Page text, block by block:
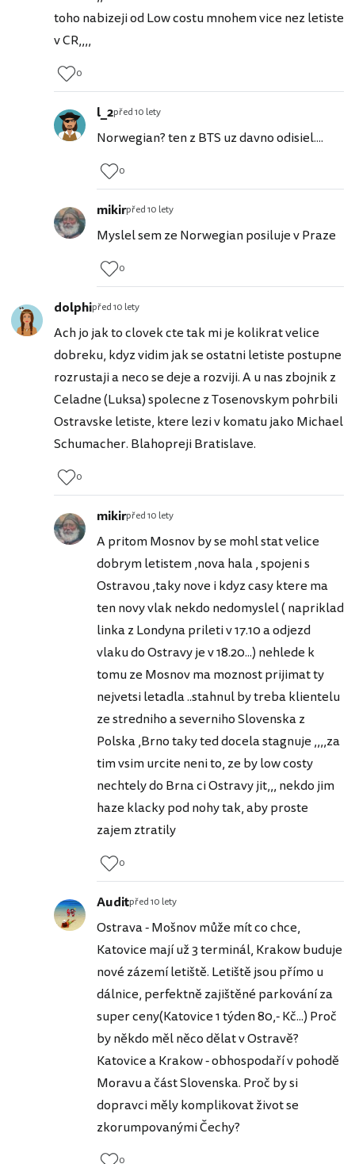
toho nabizeji od Low costu mnohem vice nez letiste
v CR,,,,
0
l_2před 10 lety
Norwegian? ten z BTS uz davno odisiel....
0
mikirpřed 10 lety
Myslel sem ze Norwegian posiluje v Praze
0
dolphipřed 10 lety
Ach jo jak to clovek cte tak mi je kolikrat velice
dobreku, kdyz vidim jak se ostatni letiste postupne
rozrustaji a neco se deje a rozviji. A u nas zbojnik z
Celadne (Luksa) spolecne z Tosenovskym pohrbili
Ostravske letiste, ktere lezi v komatu jako Michael
Schumacher. Blahopreji Bratislave.
0
mikirpřed 10 lety
A pritom Mosnov by se mohl stat velice
dobrym letistem ,nova hala , spojeni s
Ostravou ,taky nove i kdyz casy ktere ma
ten novy vlak nekdo nedomyslel ( napriklad
linka z Londyna prileti v 17.10 a odjezd
vlaku do Ostravy je v 18.20...) nehlede k
tomu ze Mosnov ma moznost prijimat ty
nejvetsi letadla ..stahnul by treba klientelu
ze stredniho a severniho Slovenska z
Polska ,Brno taky ted docela stagnuje ,,,,za
tim vsim urcite neni to, ze by low costy
nechtely do Brna ci Ostravy jit,,, nekdo jim
haze klacky pod nohy tak, aby proste
zajem ztratily
0
Auditpřed 10 lety
Ostrava - Mošnov může mít co chce,
Katovice mají už 3 terminál, Krakow buduje
nové zázemí letiště. Letiště jsou přímo u
dálnice, perfektně zajištěné parkování za
super ceny(Katovice 1 týden 80,- Kč...) Proč
by někdo měl něco dělat v Ostravě?
Katovice a Krakow - obhospodaří v pohodě
Moravu a část Slovenska. Proč by si
dopravci měly komplikovat život se
zkorumpovanými Čechy?
0